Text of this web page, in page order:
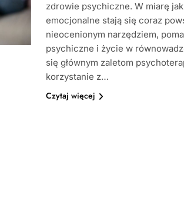
zdrowie psychiczne. W miarę
emocjonalne stają się coraz
nieocenionym narzędziem,
psychiczne i życie w
się głównym zaletom
korzystanie z…
Czytaj więcej